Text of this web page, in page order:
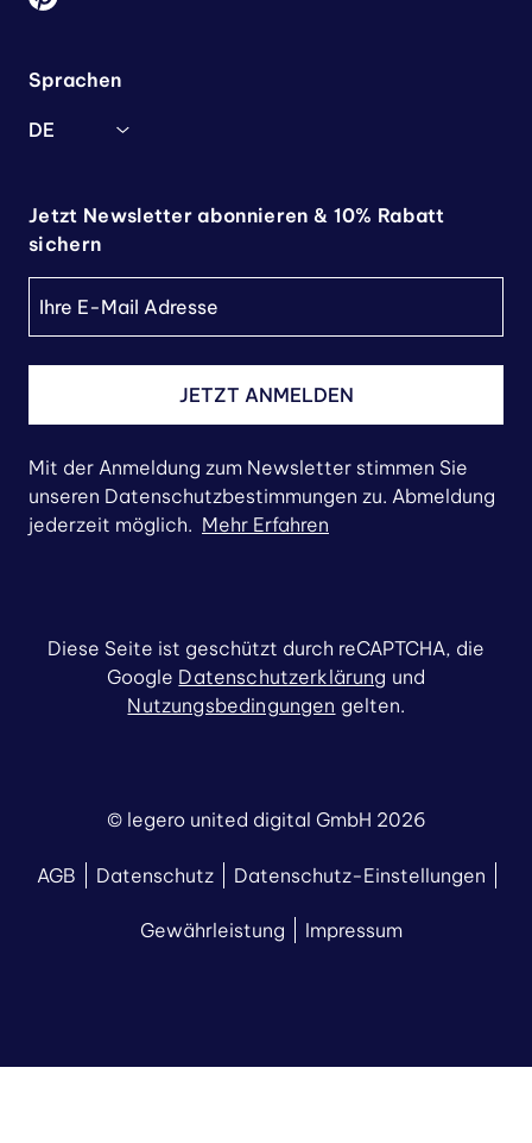
Sprachen
DE
Jetzt Newsletter abonnieren & 10% Rabatt
sichern
JETZT ANMELDEN
Mit der Anmeldung zum Newsletter stimmen Sie
unseren Datenschutzbestimmungen zu. Abmeldung
jederzeit möglich. Mehr Erfahren
© legero united digital GmbH 2026
AGB Datenschutz Datenschutz-Einstellungen
Gewährleistung Impressum
Diese Seite ist geschützt durch reCAPTCHA, die
Google Datenschutzerklärung und
Nutzungsbedingungen gelten.